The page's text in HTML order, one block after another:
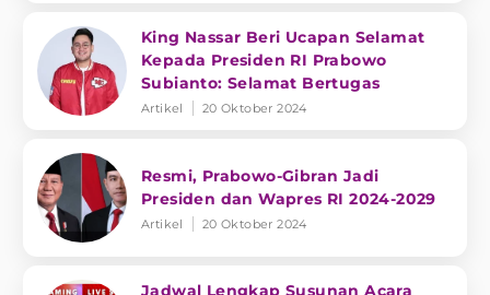
King Nassar Beri Ucapan Selamat
Kepada Presiden RI Prabowo
Subianto: Selamat Bertugas
Artikel 20 Oktober 2024
Resmi, Prabowo-Gibran Jadi
Presiden dan Wapres RI 2024-2029
Artikel 20 Oktober 2024
Jadwal Lengkap Susunan Acara